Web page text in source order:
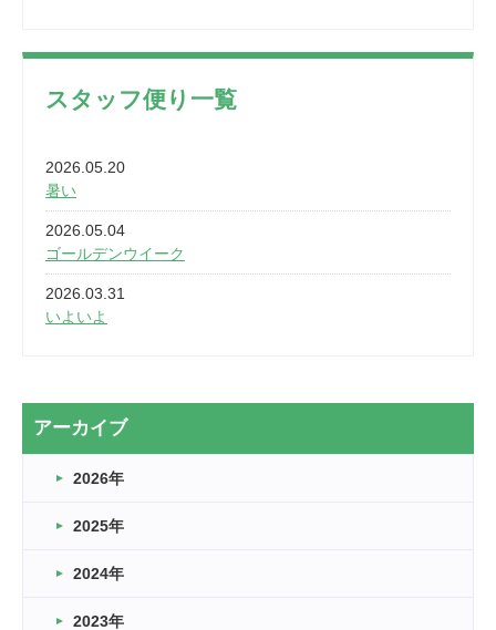
スタッフ便り一覧
2026.05.20
暑い
2026.05.04
ゴールデンウイーク
2026.03.31
いよいよ
2026.03.20
なぎなた
2026.03.16
車いすバスケとRくんのお話
2026.03.14
アーカイブ
2026年
2025年
2024年
2023年